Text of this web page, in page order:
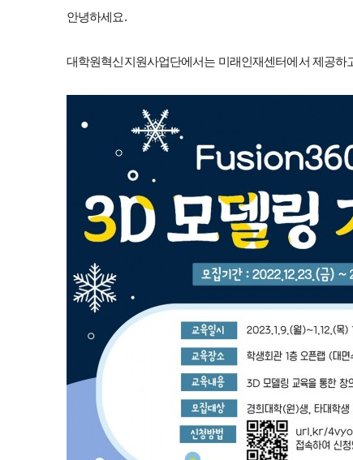
안녕하세요.
대학원혁신지원사업단에서는 미래인재센터에서 제공하